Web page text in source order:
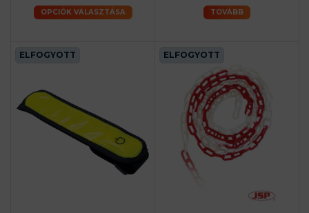
OPCIÓK VÁLASZTÁSA TOVÁBB
ELFOGYOTT ELFOGYOTT